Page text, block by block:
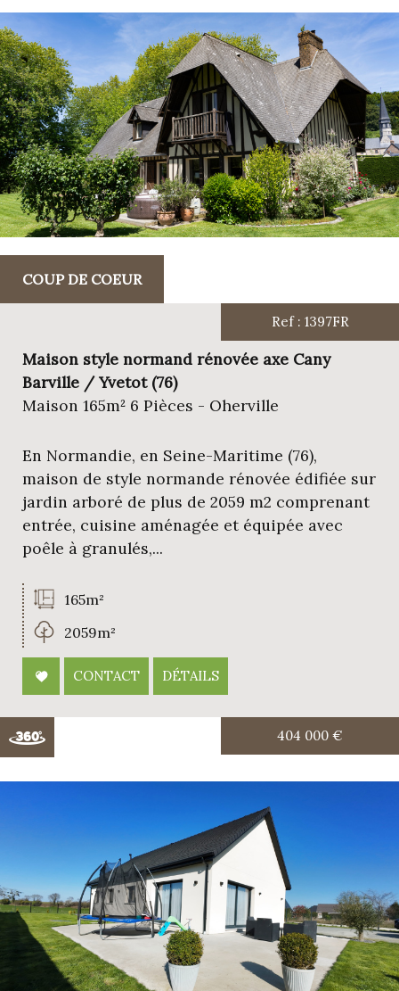
COUP DE COEUR
Ref : 1397FR
Maison style normand rénovée axe Cany
Barville / Yvetot (76)
Maison 165m² 6 Pièces - Oherville
En Normandie, en Seine-Maritime (76),
maison de style normande rénovée édifiée sur
jardin arboré de plus de 2059 m2 comprenant
entrée, cuisine aménagée et équipée avec
poêle à granulés,...
165m²
2059m²
CONTACT DÉTAILS
404 000 €